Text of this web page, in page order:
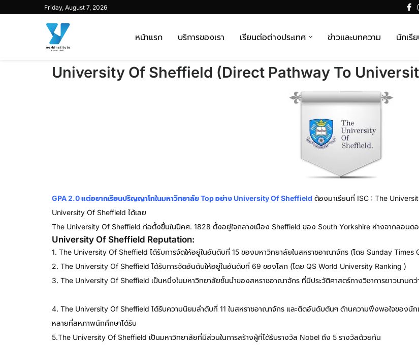
Friday, August 7, 2026
หน้าแรก บริการของเรา เรียนต่อต่างประเทศ ข่าวและบทความ นักเรี
University Of Sheffield (Direct Pathway To
GPA 2.0 แต่อยากเรียนปริญญาโทในมหาวิทยาลัย Top อย่าง University Of Sheffield ต้องมาเรียนที่ ISC : The
University Of Sheffield ได้เลย
The University Of Sheffield ก่อตั้งขึ้นในปีคศ. 1828 ตั้งอยู่ใจกลางเมือง Sheffield ของ South Yorkshire ห่างจากลอนด
University Of Sheffield Reputation:
1. The University Of Sheffield ได้รับการจัดให้อยู่ในอันดับที่ 15 ของมหาวิทยาลัยในสหราชอาณาจักร (โดย Sunday Times
2. The University Of Sheffield ได้รับการจัดอันดับให้อยู่ในอันดับที่ 69 ของโลก (โดย QS World University Ranking )
3. The University Of Sheffield เป็นหนึ่งในมหาวิทยาลัยชั้นนำของสหราชอาณาจักร ที่มีประวัติศาสตร์ทางวิชาการยาวนาน
4. The University Of Sheffield ได้รับความนิยมลำดับที่ 11 ในสหราชอาณาจักร และติดอันดับต้นๆ ด้านความพึงพอใจของนั
หลายที่สหภาพนักศึกษาได้รับ
5.The University Of Sheffield เป็นมหาวิทยาลัยที่มีส่วนในการสร้างผู้ที่ได้รับรางวัล Nobel ถึง 5 รางวัลด้วยกัน